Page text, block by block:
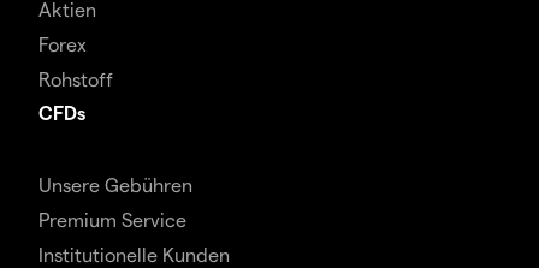
Aktien
Forex
Rohstoff
CFDs
Unsere Gebühren
Premium Service
Institutionelle Kunden